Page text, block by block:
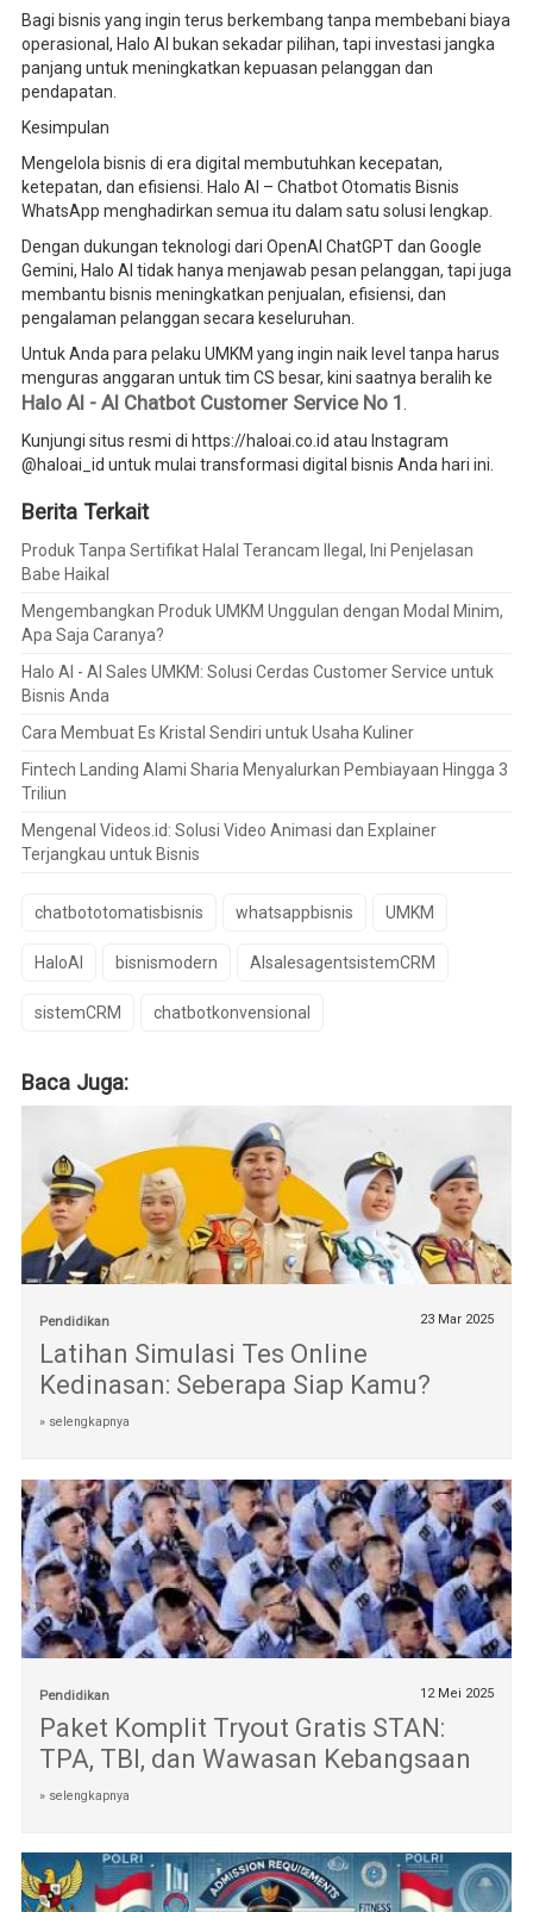
Bagi bisnis yang ingin terus berkembang tanpa membebani biaya
operasional, Halo AI bukan sekadar pilihan, tapi investasi jangka
panjang untuk meningkatkan kepuasan pelanggan dan
pendapatan.
Kesimpulan
Mengelola bisnis di era digital membutuhkan kecepatan,
ketepatan, dan efisiensi. Halo AI – Chatbot Otomatis Bisnis
WhatsApp menghadirkan semua itu dalam satu solusi lengkap.
Dengan dukungan teknologi dari OpenAI ChatGPT dan Google
Gemini, Halo AI tidak hanya menjawab pesan pelanggan, tapi juga
membantu bisnis meningkatkan penjualan, efisiensi, dan
pengalaman pelanggan secara keseluruhan.
Untuk Anda para pelaku UMKM yang ingin naik level tanpa harus
menguras anggaran untuk tim CS besar, kini saatnya beralih ke
Halo AI - AI Chatbot Customer Service No 1
Kunjungi situs resmi di https://haloai.co.id atau Instagram
@haloai_id untuk mulai transformasi digital bisnis Anda hari ini.
Berita Terkait
Produk Tanpa Sertifikat Halal Terancam Ilegal, Ini Penjelasan
Babe Haikal
Mengembangkan Produk UMKM Unggulan dengan Modal Minim,
Apa Saja Caranya?
Halo AI - AI Sales UMKM: Solusi Cerdas Customer Service untuk
Bisnis Anda
Cara Membuat Es Kristal Sendiri untuk Usaha Kuliner
Fintech Landing Alami Sharia Menyalurkan Pembiayaan Hingga 3
Triliun
Mengenal Videos.id: Solusi Video Animasi dan Explainer
Terjangkau untuk Bisnis
chatbototomatisbisnis whatsappbisnis UMKM
HaloAI bisnismodern AIsalesagentsistemCRM
sistemCRM chatbotkonvensional
Baca Juga:
Pendidikan 23 Mar 2025
Latihan Simulasi Tes Online
Kedinasan: Seberapa Siap Kamu?
» selengkapnya
Pendidikan 12 Mei 2025
Paket Komplit Tryout Gratis STAN:
TPA, TBI, dan Wawasan Kebangsaan
» selengkapnya